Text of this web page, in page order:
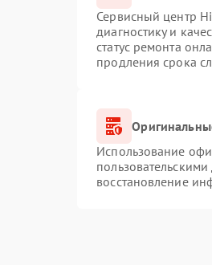
Сервисный центр
диагностику и
статус ремонта
продления срока
Использование
восстановление